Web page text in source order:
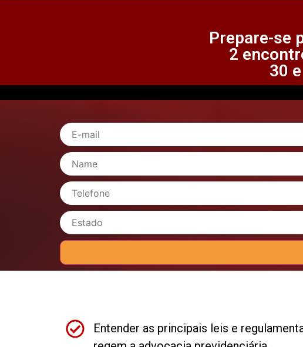
Prepare-se
2
30
Entender as principais leis e